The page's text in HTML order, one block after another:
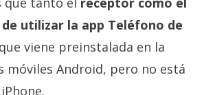
utilizar la app Teléfono de
viene preinstalada en la
móviles Android, pero no está